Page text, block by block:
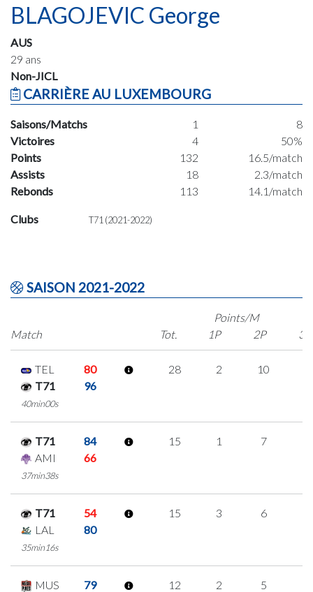
BLAGOJEVIC George
AUS
29 ans
Non-JICL
CARRIÈRE AU LUXEMBOURG
Saisons/Matchs 1
8
Victoires
4
50%
Points
132
16.5/match
Assists
18
2.3/match
Rebonds
113 14.1/match
Clubs T71 (2021-2022)
SAISON 2021-2022
Match
Points/M
Tot.
1P 2P 3P
TEL
80
T71
96
40min00s
28 2 10
T71
84
AMI
66
37min38s
15 1 7
T71
54
LAL
80
35min16s
15 3 6
MUS
79
12 2 5